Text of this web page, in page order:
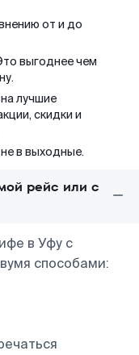
от и до
выгоднее чем
лучшие
скидки и
в выходные.
рейс или с
в Уфу с
способами: